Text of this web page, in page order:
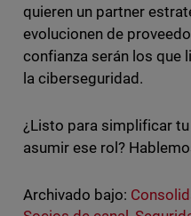
quieren un partner
evolucionen de
confianza serán los que
la ciberseguridad.
¿Listo para simplificar
asumir ese rol?
Archivado bajo: